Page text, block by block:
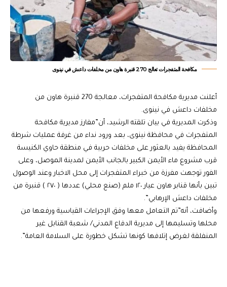
مكافحة المتفجرات تعالج 270 قنبرة هاون من مخلفات داعش في نينوى
أعلنت مديرية مكافحة المتفجرات، معالجة 270 قنبرة هاون من
مخلفات داعش في نينوى.
وذكرت المديرية في بيان تلقته الرشيد، أن”مفارز مديرية مكافحة
المتفجرات في محافظة نينوى، بعد ورود نداء من غرفة عمليات شرطة
المحافظة يفيد بالعثور على مخلفات حربية في منطقة حاوي الكنيسة
قرب مشروع ماء الأيمن الكبير بالجانب الأيمن لمدينة الموصل، وعلى
الفور توجهت مفرزة من خبراء المتفجرات إلى محل الاخبار وعند الوصول
تبين بأنها قنابر هاون عيار ١٢٠ ملم (صنع محلي) عددها ( ٢٧٠ ) قنبرة من
مخلفات داعش الإرهابي”.
وأضافت، أنه”تم التعامل معها وفق الإجراءات القياسية ورفعها من
محلها وتسليمها إلى مديرية الدفاع المدني/ شعبة القنابل غير
المنفلقة لغرض إتلافها كونها تشكل خطورة على السلامة العامة”.